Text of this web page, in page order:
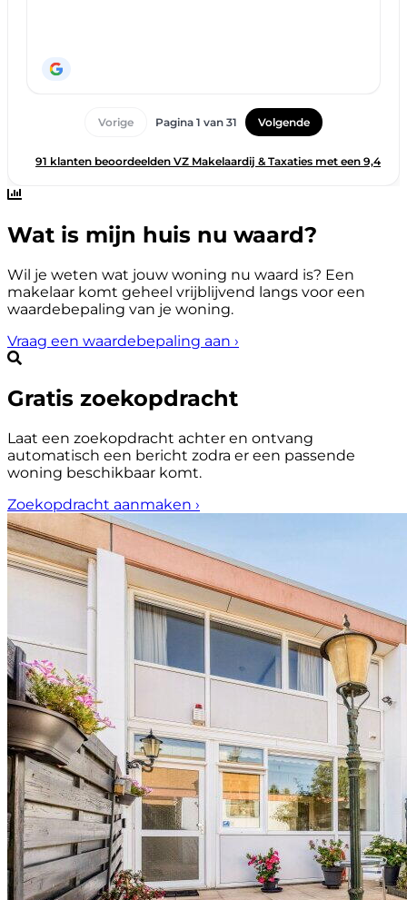
Wat is mijn huis nu waard?
Wil je weten wat jouw woning nu waard is? Een
makelaar komt geheel vrijblijvend langs voor een
waardebepaling van je woning.
Vraag een waardebepaling aan ›
Gratis zoekopdracht
Laat een zoekopdracht achter en ontvang
automatisch een bericht zodra er een passende
woning beschikbaar komt.
Zoekopdracht aanmaken ›